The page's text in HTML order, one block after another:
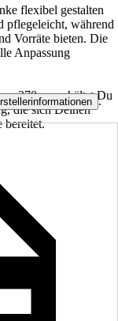
flexibel gestalten
pflegeleicht, während
Vorräte bieten. Die
Anpassung
270 cm erhältst Du
die sich Deinen
bereitet.
.